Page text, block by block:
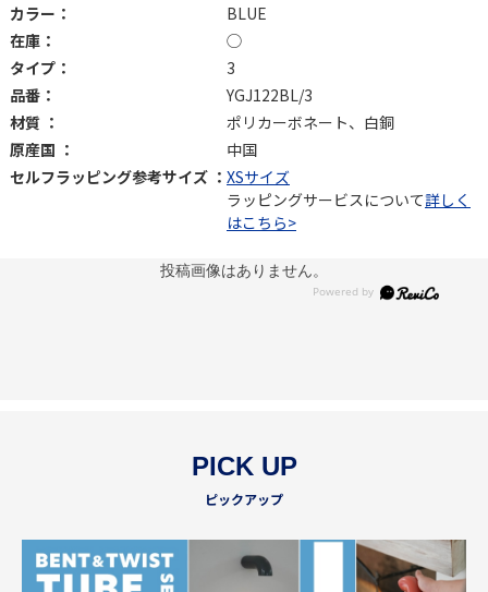
カラー：
BLUE
在庫：
◯
タイプ：
3
品番：
YGJ122BL/3
材質 ：
ポリカーボネート、白銅
原産国 ：
中国
セルフラッピング参考サイズ ： XSサイズ
ラッピングサービスについて詳しく
はこちら>
投稿画像はありません。
PICK UP
ピックアップ